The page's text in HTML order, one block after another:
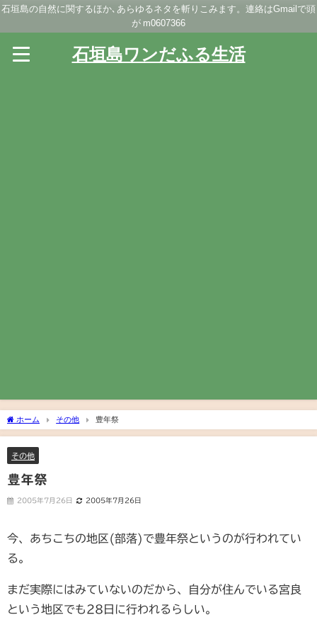
石垣島の自然に関するほか､あらゆるネタを斬りこみます。連絡はGmailで頭
が m0607366
石垣島ワンだふる生活
ホーム その他 豊年祭
その他
豊年祭
2005年7月26日 2005年7月26日
今、あちこちの地区(部落)で豊年祭というのが行われてい
る。
まだ実際にはみていないのだから、自分が住んでいる宮良
という地区でも28日に行われるらしい。